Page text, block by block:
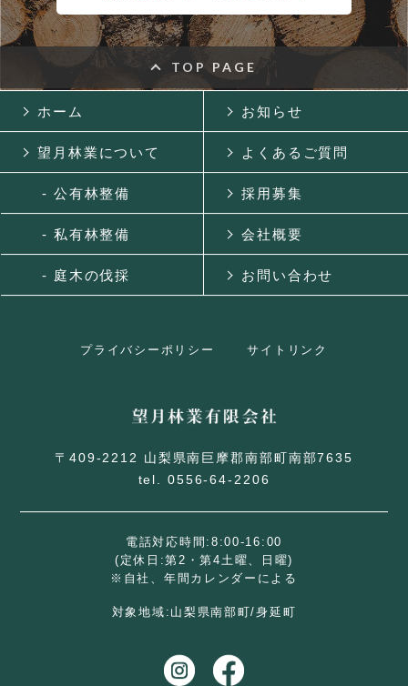
TOP PAGE
〒409-2212 山梨県南巨摩郡南部町南部7635
tel. 0556-64-2206
電話対応時間:8:00-16:00
(定休日:第2・第4土曜、日曜)
※自社、年間カレンダーによる
対象地域:山梨県南部町/身延町
ホーム
望月林業について
- 公有林整備
- 私有林整備
- 庭木の伐採
お知らせ
よくあるご質問
採用募集
会社概要
お問い合わせ
プライバシーポリシー サイトリンク